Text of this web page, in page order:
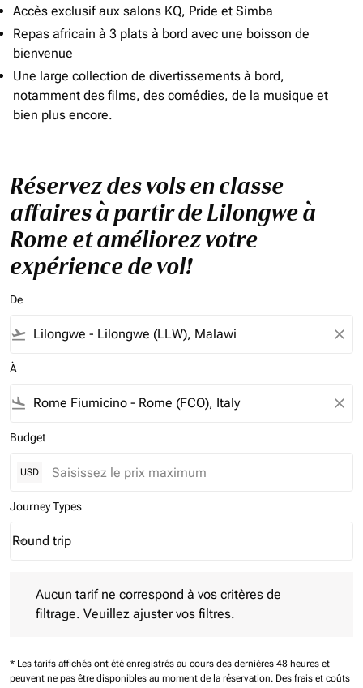
Accès exclusif aux salons KQ, Pride et Simba
Repas africain à 3 plats à bord avec une boisson de
bienvenue
Une large collection de divertissements à bord,
notamment des films, des comédies, de la musique et
bien plus encore.
Réservez des vols en classe
affaires à partir de Lilongwe à
Rome et améliorez votre
expérience de vol!
De
flight_takeoff close
À
flight_land close
Budget
USD
Journey Types
Journey Types option Round trip Selected
Round trip
keyboard_arrow_down
Aucun tarif ne correspond à vos critères de
filtrage. Veuillez ajuster vos filtres.
* Les tarifs affichés ont été enregistrés au cours des dernières 48 heures et
peuvent ne pas être disponibles au moment de la réservation. Des frais et coûts